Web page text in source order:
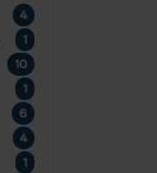
4
1
10
1
6
4
1